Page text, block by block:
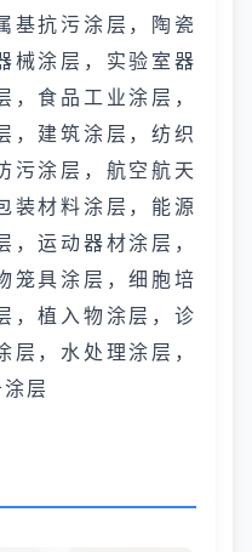
基抗污涂层，陶瓷
械涂层，实验室器
食品工业涂层，
，建筑涂层，纺织
污涂层，航空航天
装材料涂层，能源
运动器材涂层，
笼具涂层，细胞培
，植入物涂层，诊
，水处理涂层，
层